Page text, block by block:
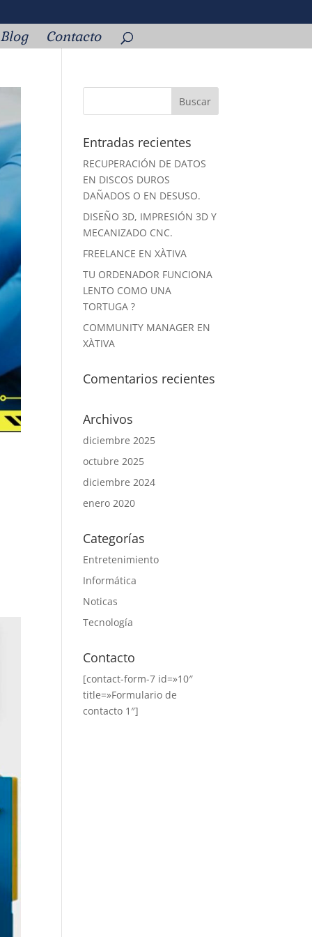
Blog Contacto
Entradas recientes
RECUPERACIÓN DE DATOS
EN DISCOS DUROS
DAÑADOS O EN DESUSO.
DISEÑO 3D, IMPRESIÓN 3D Y
MECANIZADO CNC.
FREELANCE EN XÀTIVA
TU ORDENADOR FUNCIONA
LENTO COMO UNA
TORTUGA ?
COMMUNITY MANAGER EN
XÀTIVA
Comentarios recientes
Archivos
diciembre 2025
octubre 2025
diciembre 2024
enero 2020
Categorías
Entretenimiento
Informática
Noticas
Tecnología
Contacto
[contact-form-7 id=»10″
title=»Formulario de
contacto 1″]